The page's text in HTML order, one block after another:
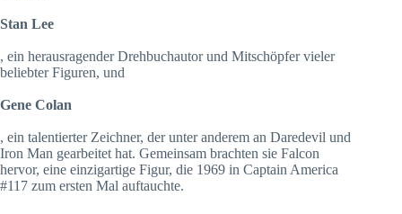
Stan Lee
, ein herausragender Drehbuchautor und Mitschöpfer vieler
beliebter Figuren, und
Gene Colan
, ein talentierter Zeichner, der unter anderem an Daredevil und
Iron Man gearbeitet hat. Gemeinsam brachten sie Falcon
hervor, eine einzigartige Figur, die 1969 in Captain America
#117 zum ersten Mal auftauchte.